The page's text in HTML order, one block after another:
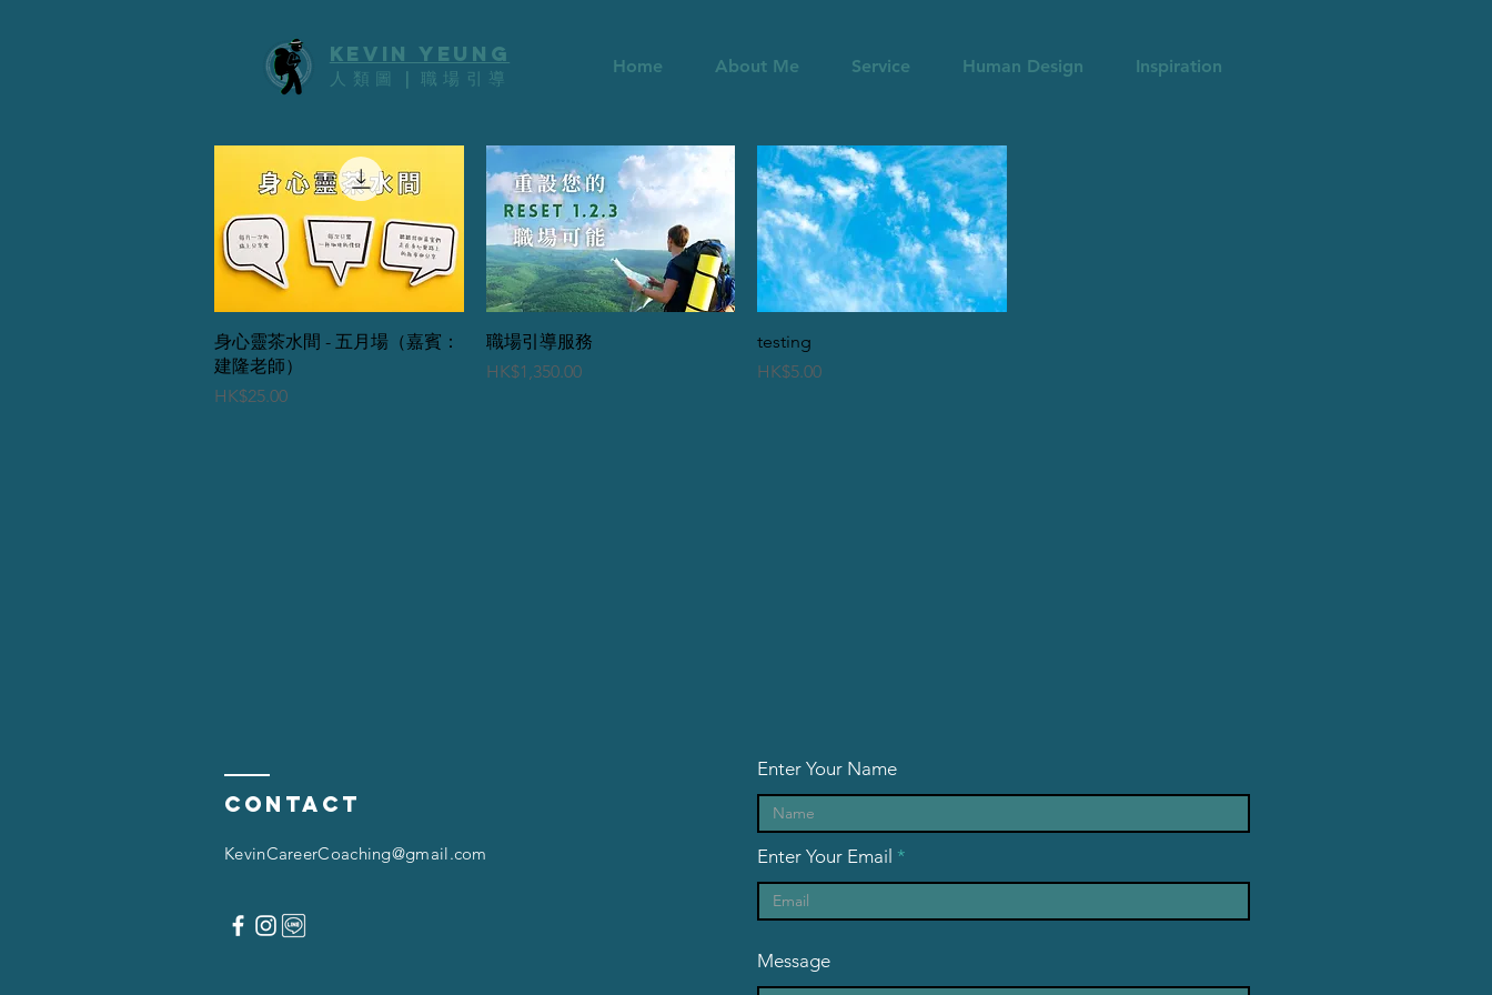
Home About Me Service Human Design Inspiration
KEVIn YEUNG
人類圖 職場引導
快速瀏覽
身心靈茶水間 - 五月場（嘉賓：
建隆老師）
價格
HK$25.00
快速瀏覽
職場引導服務
價格
HK$1,350.00
testing
價格
HK$5.00
Contact
KevinCareerCoaching@gmail.com
Enter Your Name
Enter Your Email
Message